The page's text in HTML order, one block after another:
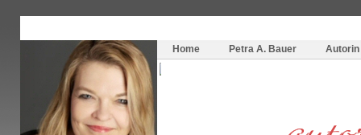
Home
Petra A. Bauer Autorin